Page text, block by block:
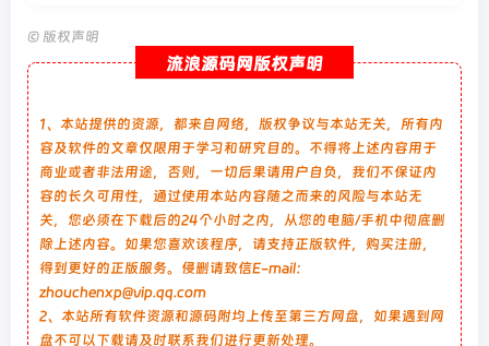
© 版权声明
流浪源码网版权声明
1、本站提供的资源，都来自网络，版权争议与本站无关，所有内
容及软件的文章仅限用于学习和研究目的。不得将上述内容用于
商业或者非法用途，否则，一切后果请用户自负，我们不保证内
容的长久可用性，通过使用本站内容随之而来的风险与本站无
关，您必须在下载后的24个小时之内，从您的电脑/手机中彻底删
除上述内容。如果您喜欢该程序，请支持正版软件，购买注册，
得到更好的正版服务。侵删请致信E-mail：
zhouchenxp@vip.qq.com
2、本站所有软件资源和源码附均上传至第三方网盘，如果遇到网
盘不可以下载请及时联系我们进行更新处理。